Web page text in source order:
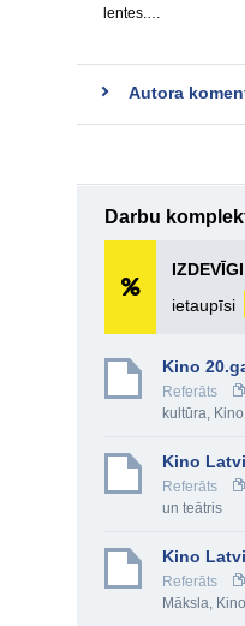
lentes.…
Autora
Darbu
IZDEVĪGI
ietaupīsi
Kino
Referāts
kultūra,
Kino
Referāts
un teātris
Kino
Referāts
Māksla,